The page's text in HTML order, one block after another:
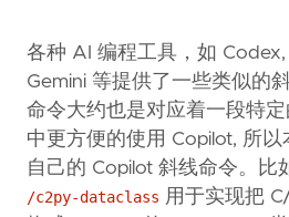
各种 AI 编程工具，如 Codex,
Gemini 等提供了一些类似的
命令大约也是对应着一段特
中更方便的使用 Copilot, 所
自己的 Copilot 斜线命令。比
/c2py-dataclass 用于实现把